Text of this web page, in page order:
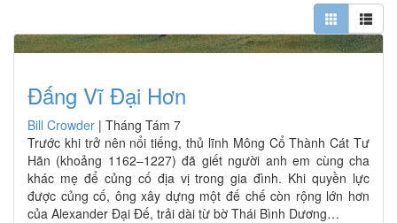
Đấng Vĩ Đại Hơn
Bill Crowder | Tháng Tám 7
Trước khi trở nên nổi tiếng, thủ lĩnh Mông Cổ Thành Cát Tư
Hãn (khoảng 1162–1227) đã giết người anh em cùng cha
khác mẹ để củng cố địa vị trong gia đình. Khi quyền lực
được củng cố, ông xây dựng một đế chế còn rộng lớn hơn
của Alexander Đại Đế, trải dài từ bờ Thái Bình Dương…